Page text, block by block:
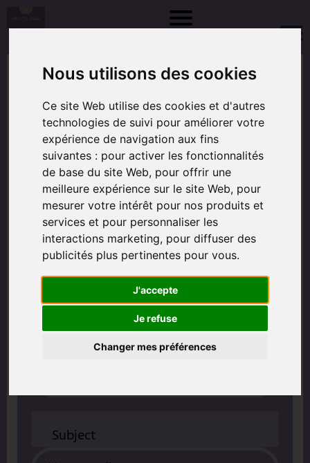
Nous utilisons des cookies
Ce site Web utilise des cookies et d'autres
technologies de suivi pour améliorer votre
expérience de navigation aux fins
suivantes : pour activer les fonctionnalités
de base du site Web, pour offrir une
meilleure expérience sur le site Web, pour
mesurer votre intérêt pour nos produits et
services et pour personnaliser les
interactions marketing, pour diffuser des
publicités plus pertinentes pour vous.
J'accepte
Je refuse
Changer mes préférences
Contact me